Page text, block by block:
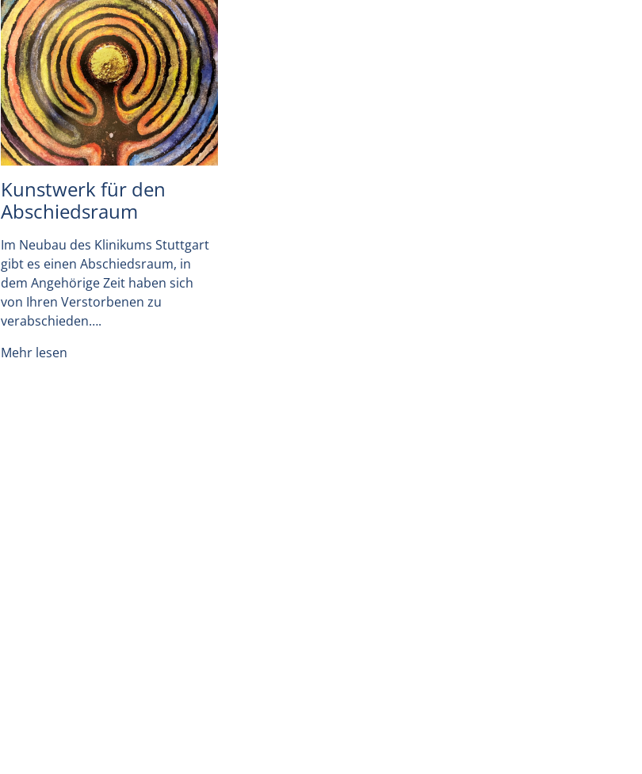
Kunstwerk für den
Abschiedsraum
Im Neubau des Klinikums Stuttgart
gibt es einen Abschiedsraum, in
dem Angehörige Zeit haben sich
von Ihren Verstorbenen zu
verabschieden….
Mehr lesen